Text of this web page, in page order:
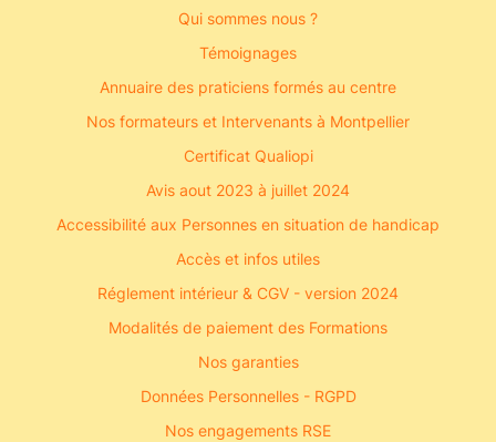
Qui sommes nous ?
Témoignages
Annuaire des praticiens formés au centre
Nos formateurs et Intervenants à Montpellier
Certificat Qualiopi
Avis aout 2023 à juillet 2024
Accessibilité aux Personnes en situation de handicap
Accès et infos utiles
Réglement intérieur & CGV - version 2024
Modalités de paiement des Formations
Nos garanties
Données Personnelles - RGPD
Nos engagements RSE